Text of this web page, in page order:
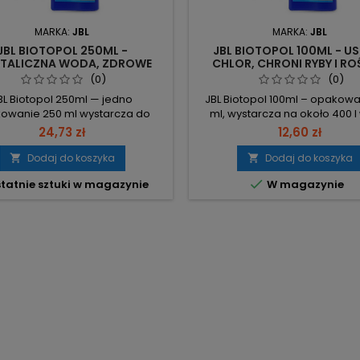
MARKA: JBL
BIOTOPOL 250ML -
WODA, ZDROWE
RYBY
(0)
Biotopol 250ml — jedno
250 ml wystarcza do
ok. 1000 l wody. 250 ml –
opakowanie, wygodne
Wydajność: ~1000 l – jedno
na dużą objętość wody. 1
4 l – prosty współczynnik
24,73 zł
 Dodaj do koszyka
sztuki w magazynie
MARKA: JBL
JBL BIOTOPOL 100ML -
CHLOR, CHRONI RYBY I
(0)
JBL Biotopol 100ml –
ml, wystarcza na około 400 l
Konkretna wydajność
planowanie zużycia. 100
pojemność opakowania ok.
objętość wody, na którą
Mniej uzupełnień – rzadsze
12,60 zł
 Dodaj do koszyka
 W magazynie